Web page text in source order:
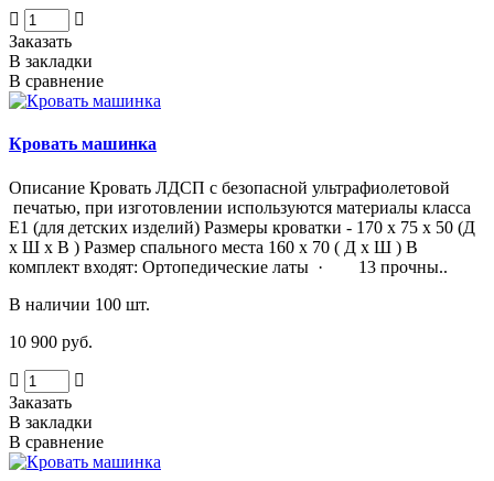
Заказать
В закладки
В сравнение
Кровать машинка
Описание Кровать ЛДСП с безопасной ультрафиолетовой
печатью, при изготовлении используются материалы класса
Е1 (для детских изделий) Размеры кроватки - 170 х 75 х 50 (Д
х Ш х В ) Размер спального места 160 х 70 ( Д х Ш ) В
комплект входят: Ортопедические латы · 13 прочны..
В наличии 100 шт.
10 900 руб.
Заказать
В закладки
В сравнение